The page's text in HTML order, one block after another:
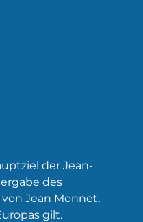
der Jean-
des
Jean Monnet,
gilt.